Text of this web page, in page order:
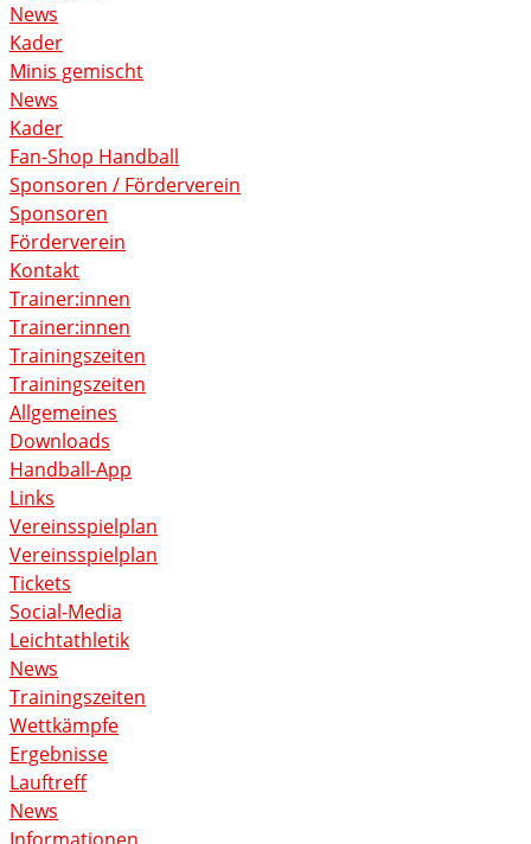
News
Kader
Minis gemischt
News
Kader
Fan-Shop Handball
Sponsoren / Förderverein
Sponsoren
Förderverein
Kontakt
Trainer:innen
Trainer:innen
Trainingszeiten
Trainingszeiten
Allgemeines
Downloads
Handball-App
Links
Vereinsspielplan
Vereinsspielplan
Tickets
Social-Media
Leichtathletik
News
Trainingszeiten
Wettkämpfe
Ergebnisse
Lauftreff
News